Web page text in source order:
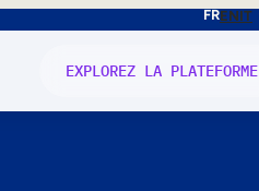
FRENIT
EXPLOREZ LA PLATEFORME